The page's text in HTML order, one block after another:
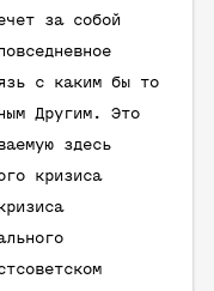
за собой
с каким бы то
Другим. Это
здесь
кризиса